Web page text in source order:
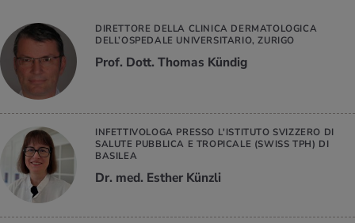
DIRETTORE DELLA CLINICA DERMATOLOGICA
DELL’OSPEDALE UNIVERSITARIO, ZURIGO
Prof. Dott. Thomas Kündig
INFETTIVOLOGA PRESSO L'ISTITUTO SVIZZERO DI
SALUTE PUBBLICA E TROPICALE (SWISS TPH) DI
BASILEA
Dr. med. Esther Künzli